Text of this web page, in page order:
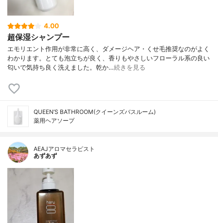
4.00
超保湿シャンプー
エモリエント作用が非常に高く、ダメージヘア・くせ毛推奨なのがよく
わかります。とても泡立ちが良く、香りもやさしいフローラル系の良い
匂いで気持ち良く洗えました。乾か…続きを見る
QUEEN’S BATHROOM(クイーンズバスルーム)
薬用ヘアソープ
AEAJアロマセラピスト
あずあず